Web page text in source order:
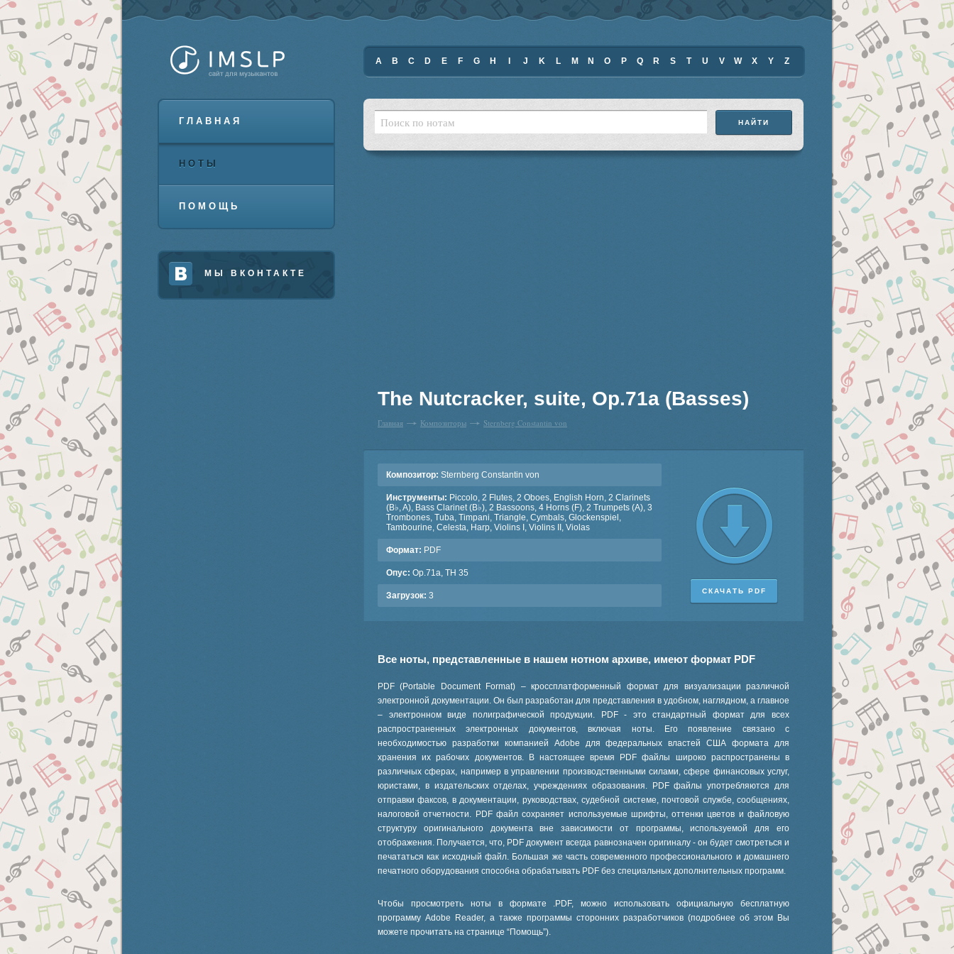
ГЛАВНАЯ
НОТЫ
ПОМОЩЬ
МЫ ВКОНТАКТЕ
A B C D E F G H J K L M N O P Q R S T U V W X Y Z
The Nutcracker, suite, Op.71a (Basses)
Главная Композиторы Sternberg Constantin von
Композитор: Sternberg Constantin von
Инструменты: Piccolo, 2 Flutes, 2 Oboes, English Horn, 2 Clarinets
(B♭, A), Bass Clarinet (B♭), 2 Bassoons, 4 Horns (F), 2 Trumpets (A), 3
Trombones, Tuba, Timpani, Triangle, Cymbals, Glockenspiel,
Tambourine, Celesta, Harp, Violins I, Violins II, Violas
Формат: PDF
Опус: Op.71a, TH 35
Загрузок: 3 СКАЧАТЬ PDF
Все ноты, представленные в нашем нотном архиве, имеют формат PDF
PDF (Portable Document Format) – кроссплатформенный формат для визуализации различной
электронной документации. Он был разработан для представления в удобном, наглядном, а главное
– электронном виде полиграфической продукции. PDF - это стандартный формат для всех
распространенных электронных документов, включая ноты. Его появление связано с
необходимостью разработки компанией Adobe для федеральных властей США формата для
хранения их рабочих документов. В настоящее время PDF файлы широко распространены в
различных сферах, например в управлении производственными силами, сфере финансовых услуг,
юристами, в издательских отделах, учреждениях образования. PDF файлы употребляются для
отправки факсов, в документации, руководствах, судебной системе, почтовой службе, сообщениях,
налоговой отчетности. PDF файл сохраняет используемые шрифты, оттенки цветов и файловую
структуру оригинального документа вне зависимости от программы, используемой для его
отображения. Получается, что, PDF документ всегда равнозначен оригиналу - он будет смотреться и
печататься как исходный файл. Большая же часть современного профессионального и домашнего
печатного оборудования способна обрабатывать PDF без специальных дополнительных программ.
Чтобы просмотреть ноты в формате .PDF, можно использовать официальную бесплатную
программу Adobe Reader, а также программы сторонних разработчиков (подробнее об этом Вы
можете прочитать на странице “Помощь”).